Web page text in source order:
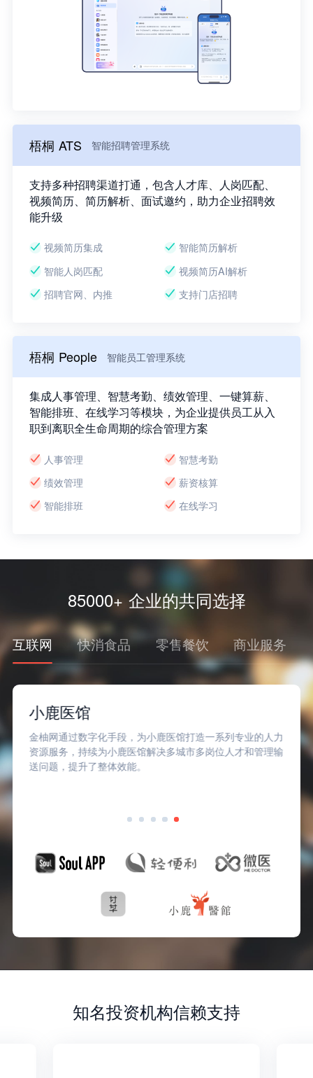
梧桐 ATS 智能招聘管理系统
支持多种招聘渠道打通，包含人才库、人岗匹配、
视频简历、简历解析、面试邀约，助力企业招聘效
能升级
视频简历集成
智能简历解析
智能人岗匹配
视频简历AI解析
招聘官网、内推
支持门店招聘
梧桐 People 智能员工管理系统
集成人事管理、智慧考勤、绩效管理、一键算薪、
智能排班、在线学习等模块，为企业提供员工从入
职到离职全生命周期的综合管理方案
人事管理
智慧考勤
绩效管理
薪资核算
智能排班
在线学习
85000+ 企业的共同选择
互联网 快消食品 零售餐饮 商业服务
小鹿医馆
金柚网通过数字化手段，为小鹿医馆打造一系列专业的人力
资源服务，持续为小鹿医馆解决多城市多岗位人才和管理输
送问题，提升了整体效能。
知名投资机构信赖支持